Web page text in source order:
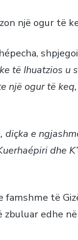
një ogur të
të Ihuatzios u
një ogur të
diçka e
dhe
të
edhe